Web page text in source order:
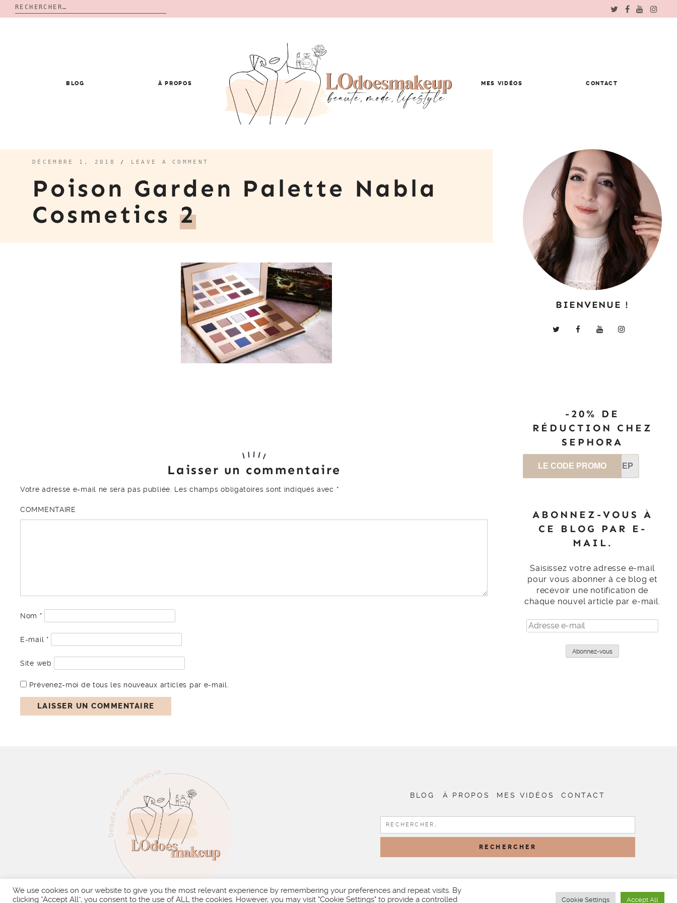
Rechercher :
BLOG À PROPOS MES VIDÉOS CONTACT
DÉCEMBRE 1, 2018 / LEAVE A COMMENT
Poison Garden Palette Nabla
Cosmetics 2
Laisser un commentaire
Votre adresse e-mail ne sera pas publiée. Les champs obligatoires sont indiqués avec *
COMMENTAIRE
Nom *
E-mail *
Site web
Prévenez-moi de tous les nouveaux articles par e-mail.
BIENVENUE !
-20% DE
RÉDUCTION CHEZ
SEPHORA
LE CODE PROMO SEP
ABONNEZ-VOUS À
CE BLOG PAR E-
MAIL.
Saisissez votre adresse e-mail
pour vous abonner à ce blog et
recevoir une notification de
chaque nouvel article par e-mail.
Adresse
e-
Abonnez-vous
BLOG À PROPOS MES VIDÉOS CONTACT
RECHERCHER :
We use cookies on our website to give you the most relevant experience by remembering your preferences and repeat visits. By
clicking “Accept All”, you consent to the use of ALL the cookies. However, you may visit "Cookie Settings" to provide a controlled
Cookie Settings Accept All